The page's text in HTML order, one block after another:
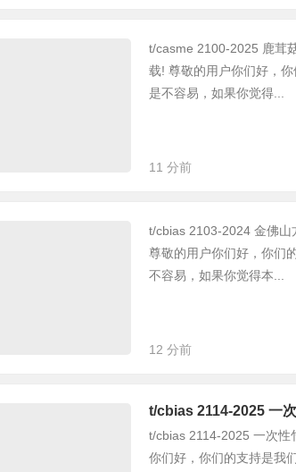
t/casme 2100-2025 鹿茸
载! 尊敬的用户你们好，
是不容易，如果你觉得...
11 分前
t/cbias 2103-2024 金佛山
尊敬的用户你们好，你们
不容易，如果你觉得本...
12 分前
t/cbias 2114-2025 一
t/cbias 2114-2025 一次性
你们好，你们的支持是我